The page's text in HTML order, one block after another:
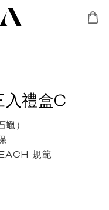
Lisa Larson聯名專區
入禮盒C
）
規範